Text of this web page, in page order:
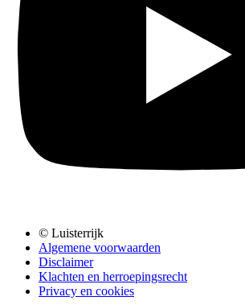
© Luisterrijk
Algemene voorwaarden
Disclaimer
Klachten en herroepingsrecht
Privacy en cookies